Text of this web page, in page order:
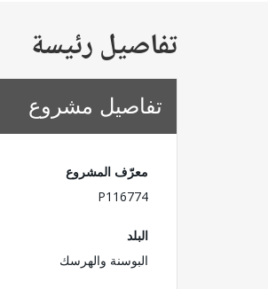
تفاصيل رئيسة
تفاصيل مشروع
معرّف المشروع
P116774
البلد
البوسنة والهرسك